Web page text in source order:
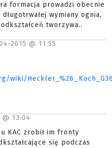
formacja prowadzi obecnie
wymiany ognia,
tworzywa..
2015 @ 11:55
wiki/
13:04
KAC zrobił im fronty
się podczas